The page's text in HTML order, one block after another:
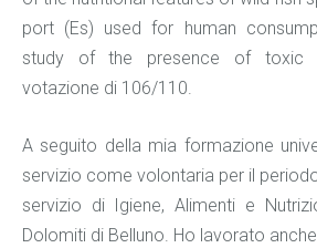
port (Es) used for human
study of the presence of toxic
votazione di 106/110.
A seguito della mia formazione
servizio come volontaria per il
servizio di Igiene, Alimenti e
Dolomiti di Belluno. Ho lavorato